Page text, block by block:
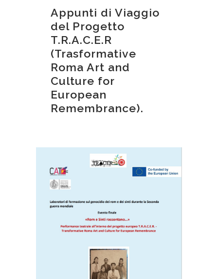
Appunti di Viaggio
del Progetto
T.R.A.C.E.R
(Trasformative
Roma Art and
Culture for
European
Remembrance).